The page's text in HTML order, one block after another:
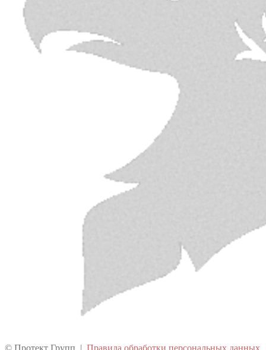
© Протект Групп | Правила обработки персональных данных